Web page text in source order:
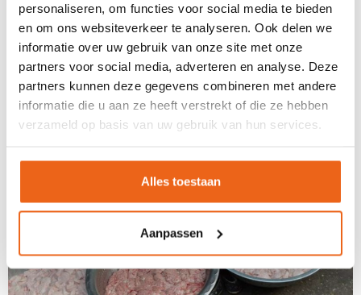
personaliseren, om functies voor social media te bieden
en om ons websiteverkeer te analyseren. Ook delen we
informatie over uw gebruik van onze site met onze
partners voor social media, adverteren en analyse. Deze
partners kunnen deze gegevens combineren met andere
informatie die u aan ze heeft verstrekt of die ze hebben
verzameld op basis van uw gebruik van hun services.
Alles toestaan
Aanpassen
Krioelen door de vele straatjes en veel kinderen op straat. Eten
en drinken werd aangeboden in de vele stalletjes waar ook vis
en vlees in de brandende zon lag.